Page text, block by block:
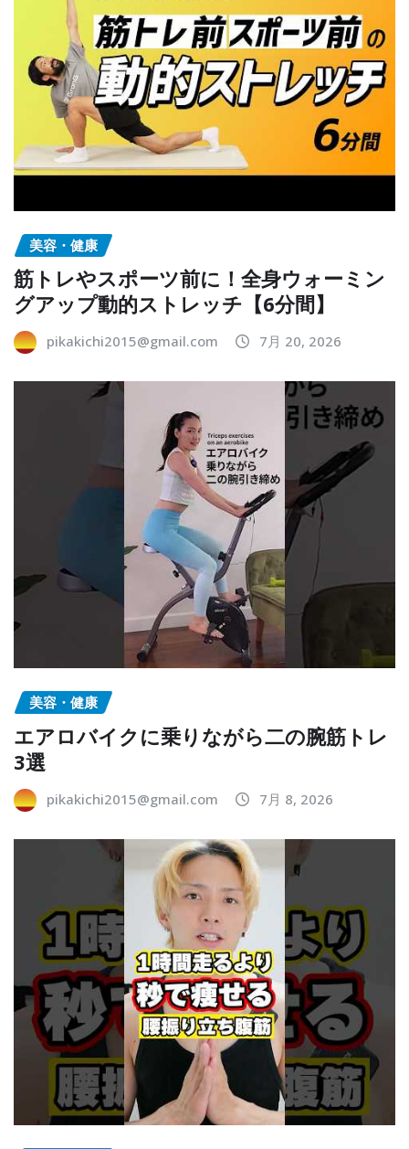
美容・健康
筋トレやスポーツ前に！全身ウォーミン
グアップ動的ストレッチ【6分間】
pikakichi2015@gmail.com 7月 20, 2026
美容・健康
エアロバイクに乗りながら二の腕筋トレ
3選
pikakichi2015@gmail.com 7月 8, 2026